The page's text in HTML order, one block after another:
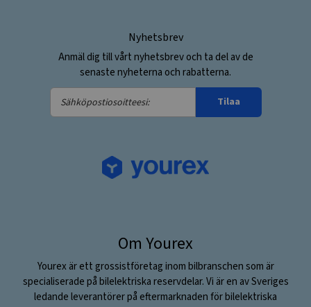
Nyhetsbrev
Anmäl dig till vårt nyhetsbrev och ta del av de
senaste nyheterna och rabatterna.
Sähköpostiosoitteesi:
Tilaa
Om Yourex
Yourex är ett grossistföretag inom bilbranschen som är
specialiserade på bilelektriska reservdelar. Vi är en av Sveriges
ledande leverantörer på eftermarknaden för bilelektriska